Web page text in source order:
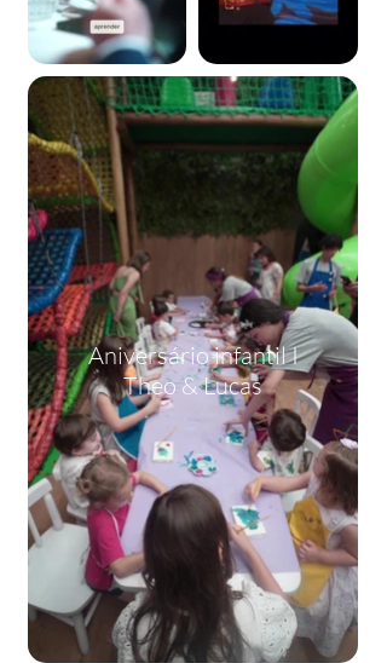
Aniversário infantil I
Theo & Lucas